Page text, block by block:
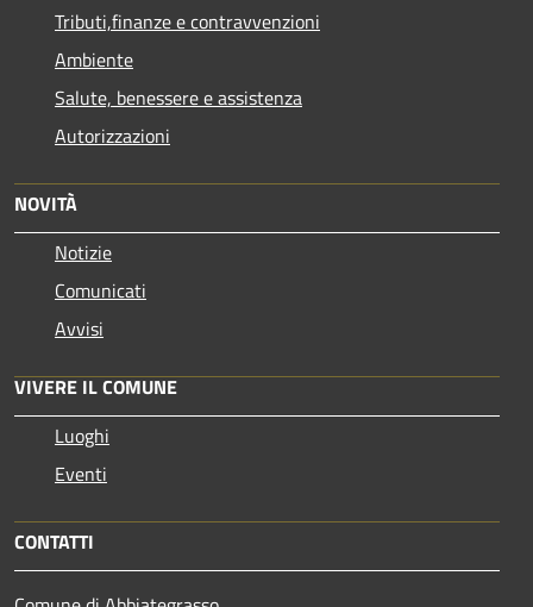
Tributi,finanze e contravvenzioni
Ambiente
Salute, benessere e assistenza
Autorizzazioni
NOVITÀ
Notizie
Comunicati
Avvisi
VIVERE IL COMUNE
Luoghi
Eventi
CONTATTI